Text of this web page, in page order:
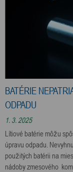
BATÉRIE
ODPADU
1. 3. 2025
Lítiové batérie môžu
úpravu odpadu.
použitých batérii na
nádoby zmesového